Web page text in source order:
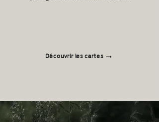
Découvrir les cartes →